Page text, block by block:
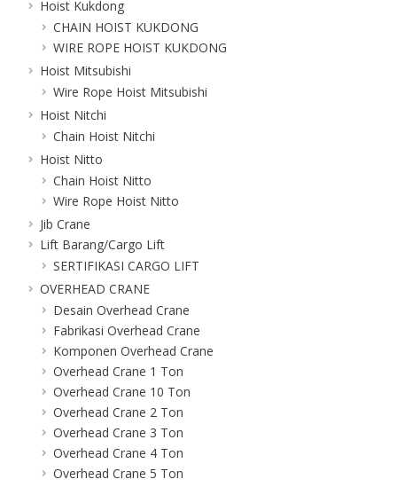
Hoist Kukdong
CHAIN HOIST KUKDONG
WIRE ROPE HOIST KUKDONG
Hoist Mitsubishi
Wire Rope Hoist Mitsubishi
Hoist Nitchi
Chain Hoist Nitchi
Hoist Nitto
Chain Hoist Nitto
Wire Rope Hoist Nitto
Jib Crane
Lift Barang/Cargo Lift
SERTIFIKASI CARGO LIFT
OVERHEAD CRANE
Desain Overhead Crane
Fabrikasi Overhead Crane
Komponen Overhead Crane
Overhead Crane 1 Ton
Overhead Crane 10 Ton
Overhead Crane 2 Ton
Overhead Crane 3 Ton
Overhead Crane 4 Ton
Overhead Crane 5 Ton